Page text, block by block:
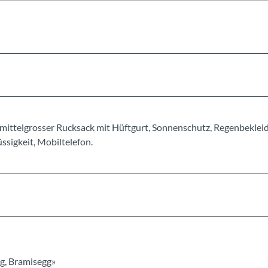
Rucksack mit Hüftgurt, Sonnenschutz,
Mobiltelefon.
Bramisegg»